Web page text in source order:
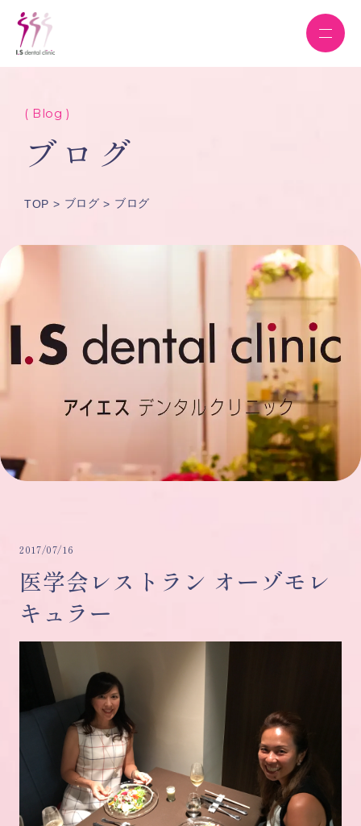
( Blog )
ブログ
TOP ブログ ブログ
2017/07/16
医学会レストラン オーゾモレ
キュラー